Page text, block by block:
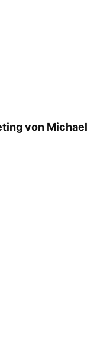
von Michael